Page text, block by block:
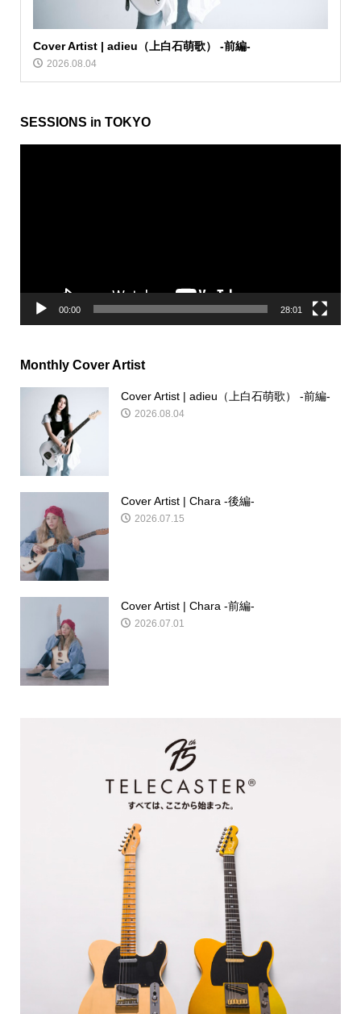
Cover Artist | adieu（上白石萌歌） -前編-
2026.08.04
SESSIONS in TOKYO
00:00 28:01
Monthly Cover Artist
Cover Artist | adieu（上白石萌歌） -前編-
2026.08.04
Cover Artist | Chara -後編-
2026.07.15
Cover Artist | Chara -前編-
2026.07.01